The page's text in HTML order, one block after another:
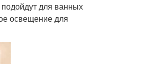
для ванных
освещение для